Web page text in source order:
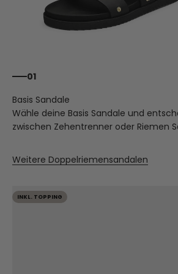
01
Wähle deine Basis Sandale und
zwischen Zehentrenner oder Riemen
Weitere Doppelriemensandalen
INKL. TOPPING